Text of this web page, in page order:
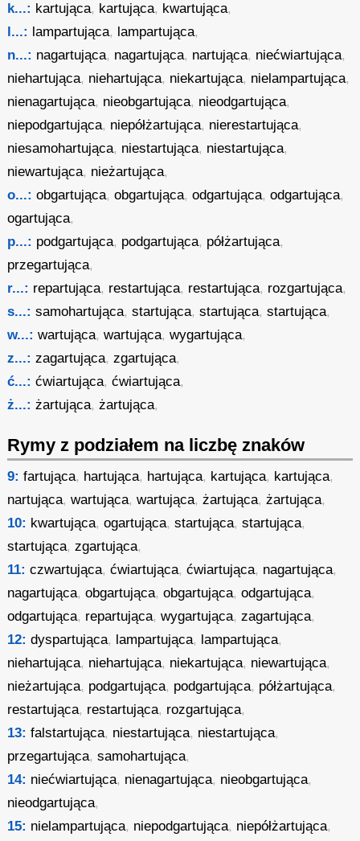
k...: kartująca, kartująca, kwartująca,
l...: lampartująca, lampartująca,
n...: nagartująca, nagartująca, nartująca, niećwiartująca,
niehartująca, niehartująca, niekartująca, nielampartująca,
nienagartująca, nieobgartująca, nieodgartująca,
niepodgartująca, niepółżartująca, nierestartująca,
niesamohartująca, niestartująca, niestartująca,
niewartująca, nieżartująca,
o...: obgartująca,obgartująca,odgartująca,odgartująca,
ogartująca,
p...: podgartująca, podgartująca, półżartująca,
przegartująca,
r...: repartująca, restartująca, restartująca, rozgartująca,
s...: samohartująca,startująca,startująca,startująca,
w...: wartująca,wartująca,wygartująca,
z...: zagartująca,zgartująca,
ć...: ćwiartująca,ćwiartująca,
ż...: żartująca,żartująca,
Rymy z podziałem na liczbę znaków
9: fartująca, hartująca, hartująca, kartująca, kartująca,
nartująca,wartująca,wartująca,żartująca,żartująca,
10: kwartująca,ogartująca,startująca,startująca,
startująca,zgartująca,
11: czwartująca,ćwiartująca,ćwiartująca, nagartująca,
nagartująca,obgartująca,obgartująca,odgartująca,
odgartująca, repartująca,wygartująca,zagartująca,
12: dyspartująca, lampartująca, lampartująca,
niehartująca, niehartująca, niekartująca, niewartująca,
nieżartująca, podgartująca, podgartująca, półżartująca,
restartująca, restartująca, rozgartująca,
13: falstartująca, niestartująca, niestartująca,
przegartująca,samohartująca,
14: niećwiartująca, nienagartująca, nieobgartująca,
nieodgartująca,
15: nielampartująca, niepodgartująca, niepółżartująca,